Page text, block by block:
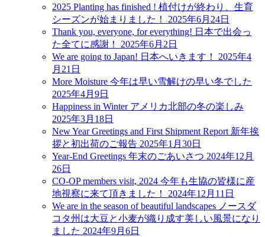
2025 Planting has finished ! 植付けが終わり、生育
シーズンが始まりました！
2025年6月24日
Thank you, everyone, for everything! 日本で出会っ
た全てに感謝！
2025年6月2日
We are going to Japan! 日本へいきます！
2025年4
月21日
More Moisture 今年は早い雪解けの早い冬でした
2025年4月9日
Happiness in Winter アメリカ北部の冬の楽しみ
2025年3月18日
New Year Greetings and First Shipment Report 新年挨
拶と初出荷のご報告 2025年1月30日
Year-End Greetings 年末のごあいさつ 2024年12月
26日
CO-OP members visit, 2024 今年も生協の皆様に産
地視察に来て頂きました！
2024年12月11日
We are in the season of beautiful landscapes ノースダ
コタ州は大豆と小麦が織り成す美しい風景になり
ました 2024年9月6日